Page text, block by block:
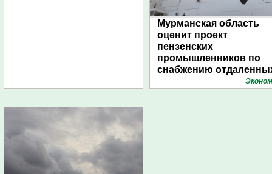
Мурманская область
оценит проект
пензенских
промышленников по
снабжению
поселений с помощью